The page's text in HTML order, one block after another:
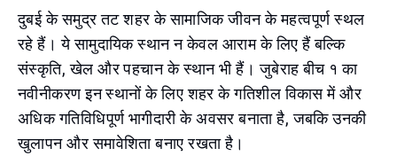
दुबई के समुद्र तट शहर के सामाजिक जीवन के महत्वपूर्ण स्थल
रहे हैं। ये सामुदायिक स्थान न केवल आराम के लिए हैं बल्कि
संस्कृति, खेल और पहचान के स्थान भी हैं। जुबेराह बीच १ का
नवीनीकरण इन स्थानों के लिए शहर के गतिशील विकास में और
अधिक गतिविधिपूर्ण भागीदारी के अवसर बनाता है, जबकि उनकी
खुलापन और समावेशिता बनाए रखता है।